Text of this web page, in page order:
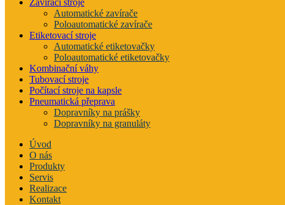
Automatické zavírače
Poloautomatické zavírače
Etiketovací stroje
Automatické etiketovačky
Poloautomatické etiketovačky
Kombinační váhy
Tubovací stroje
Počítací stroje na kapsle
Pneumatická přeprava
Dopravníky na prášky
Dopravníky na granuláty
Úvod
O nás
Produkty
Servis
Realizace
Kontakt